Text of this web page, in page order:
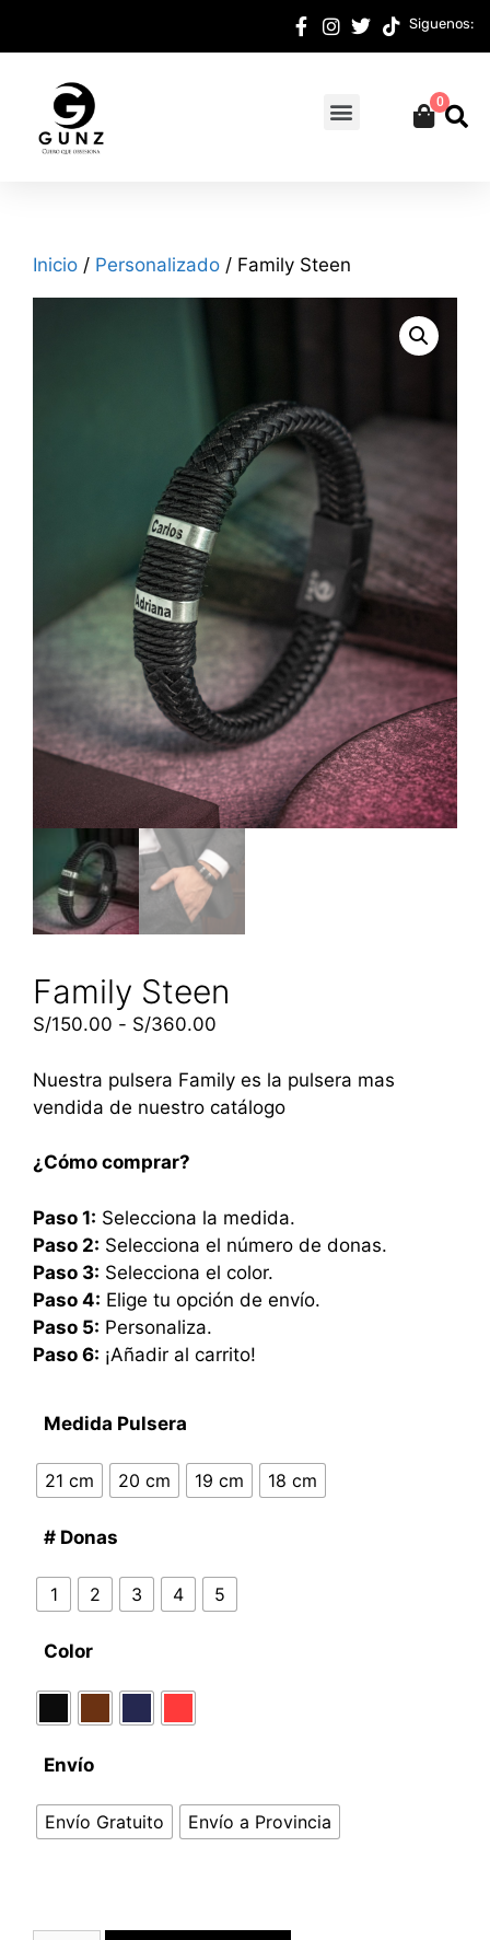
Siguenos:
0
Inicio / Personalizado / Family Steen
Family Steen
S/150.00 - S/360.00
Nuestra pulsera Family es la pulsera mas
vendida de nuestro catálogo
¿Cómo comprar?
Paso 1: Selecciona la medida.
Paso 2: Selecciona el número de donas.
Paso 3: Selecciona el color.
Paso 4: Elige tu opción de envío.
Paso 5: Personaliza.
Paso 6: ¡Añadir al carrito!
Medida Pulsera
21 cm 20 cm 19 cm 18 cm
# Donas
1 2 3 4 5
Color
Envío
Envío Gratuito Envío a Provincia